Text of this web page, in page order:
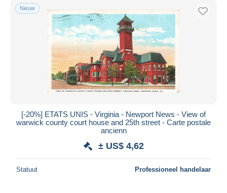
Nieuw
[-20%] ETATS UNIS - Virginia - Newport News - View of
warwick county court house and 25th street - Carte postale
ancienn
± US$ 4,62
Statuut Professioneel handelaar